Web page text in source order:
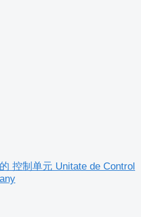
控制单元 Unitate de Control